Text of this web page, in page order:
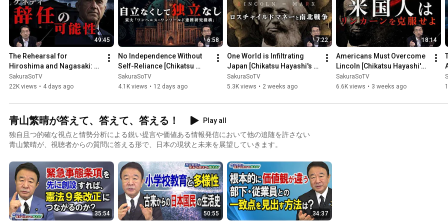
49:45
The Rehearsal for
Hiroshima and Nagasaki:
Proof That the Pumpkin
Bomb Was Also a
SakuraSoTV
22K views • 4 days ago
6:58
No Independence Without
Self-Reliance [Chikatsu
Hayashi’s This is the Real
Modern History 267]
SakuraSoTV
4.1K views • 12 days ago
7:22
One World is Infiltrating
Japan [Chikatsu Hayashi's
True Modern History 266]
SakuraSoTV
5.3K views • 2 weeks ago
18:14
Americans Must Overcome
Lincoln [Chikatsu Hayashi's
True Modern History 265]
SakuraSoTV
6.6K views • 3 weeks ago
青山繁晴が答えて、答えて、答える！
Play all
独自且つ的確な視点と情勢分析による鋭い提言や価値ある情報発信において他の追随を許さない
青山繁晴が、視聴者からの質問に答える形で、日本の現状と未来を展望していきます。
35:54 50:55 34:37